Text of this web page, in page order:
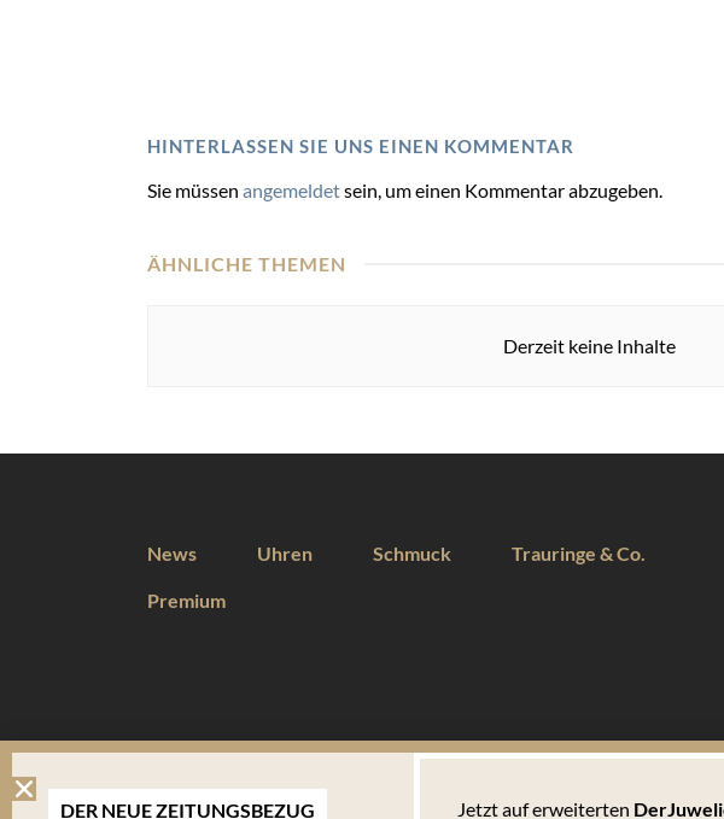
HINTERLASSEN SIE UNS EINEN KOMMENTAR
Sie müssen angemeldetsein, um einen Kommentar abzugeben.
ÄHNLICHE THEMEN
Derzeit keine Inhalte
News Uhren Schmuck Trauringe & Co.
Premium
DIESE WEBSEITE VERWENDET COOKIES
DER NEUE ZEITUNGSBEZUG Jetzt auf erweiterten